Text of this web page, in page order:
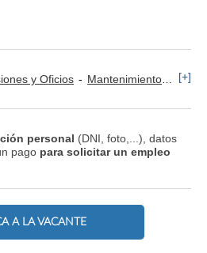
y Oficios Mantenimiento [+]
personal (DNI, foto,...), datos
pago para solicitar un empleo
A LA VACANTE